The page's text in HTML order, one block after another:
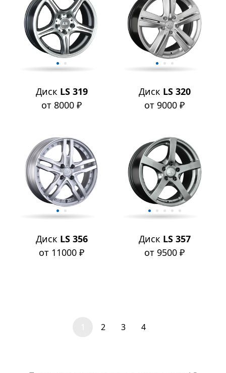
Диск LS 319
от 8000 ₽
Диск LS 320
от 9000 ₽
Диск LS 356
от 11000 ₽
Диск LS 357
от 9500 ₽
2 3 4